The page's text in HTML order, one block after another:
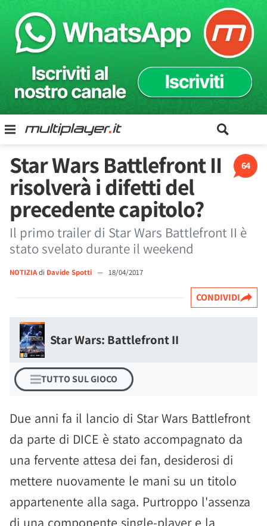
64
Star Wars Battlefront II
risolverà i difetti del
precedente capitolo?
Il primo trailer di Star Wars Battlefront II è
stato svelato durante il weekend
NOTIZIAdi Davide Spotti — 18/04/2017
CONDIVIDI
Star Wars: Battlefront II
TUTTO SUL GIOCO
Due anni fa il lancio di Star Wars Battlefront
da parte di DICE è stato accompagnato da
una fervente attesa dei fan, desiderosi di
mettere nuovamente le mani su un titolo
appartenente alla saga. Purtroppo l'assenza
di una componente single-player e la